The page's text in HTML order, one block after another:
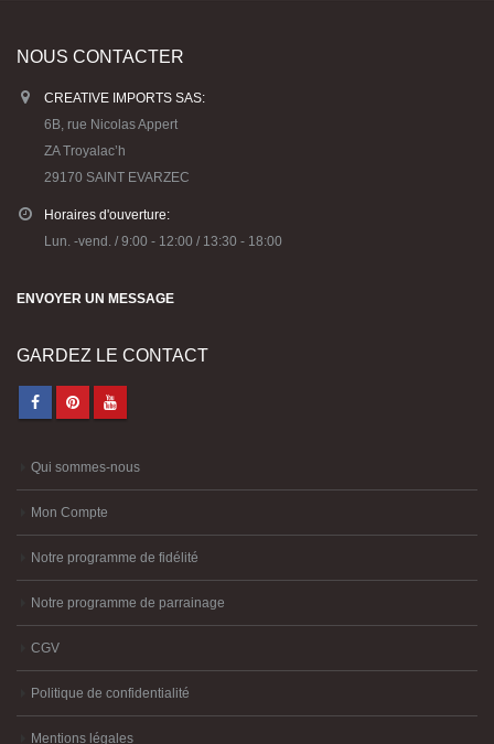
ZA Troyalac’h
29170 SAINT EVARZEC